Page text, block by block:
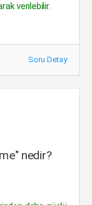
verilebilir.
Soru Detay
nedir?